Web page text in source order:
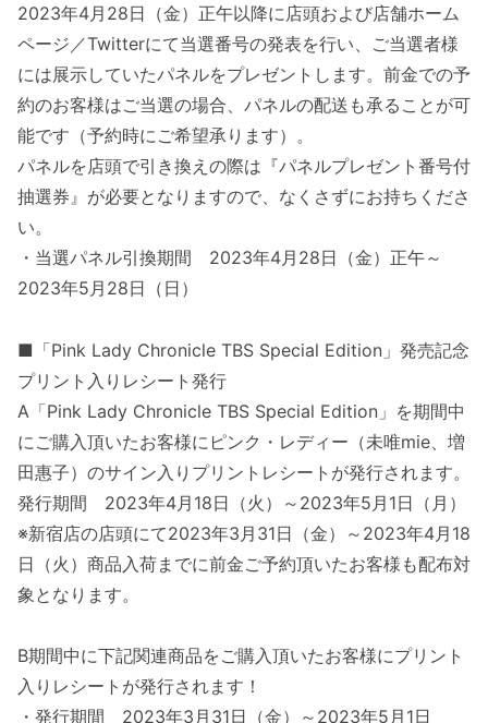
2023年4月28日（金）正午以降に店頭および店舗ホーム
ページ／Twitterにて当選番号の発表を行い、ご当選者様
には展示していたパネルをプレゼントします。前金での予
約のお客様はご当選の場合、パネルの配送も承ることが可
能です（予約時にご希望承ります）。
パネルを店頭で引き換えの際は『パネルプレゼント番号付
抽選券』が必要となりますので、なくさずにお持ちくださ
い。
・当選パネル引換期間 2023年4月28日（金）正午～
2023年5月28日（日）
■「Pink Lady Chronicle TBS Special Edition」発売記念
プリント入りレシート発行
A「Pink Lady Chronicle TBS Special Edition」を期間中
にご購入頂いたお客様にピンク・レディー（未唯mie、増
田惠子）のサイン入りプリントレシートが発行されます。
発行期間 2023年4月18日（火）～2023年5月1日（月）
※新宿店の店頭にて2023年3月31日（金）～2023年4月18
日（火）商品入荷までに前金ご予約頂いたお客様も配布対
象となります。
B期間中に下記関連商品をご購入頂いたお客様にプリント
入りレシートが発行されます！
・発行期間 2023年3月31日（金）～2023年5月1日